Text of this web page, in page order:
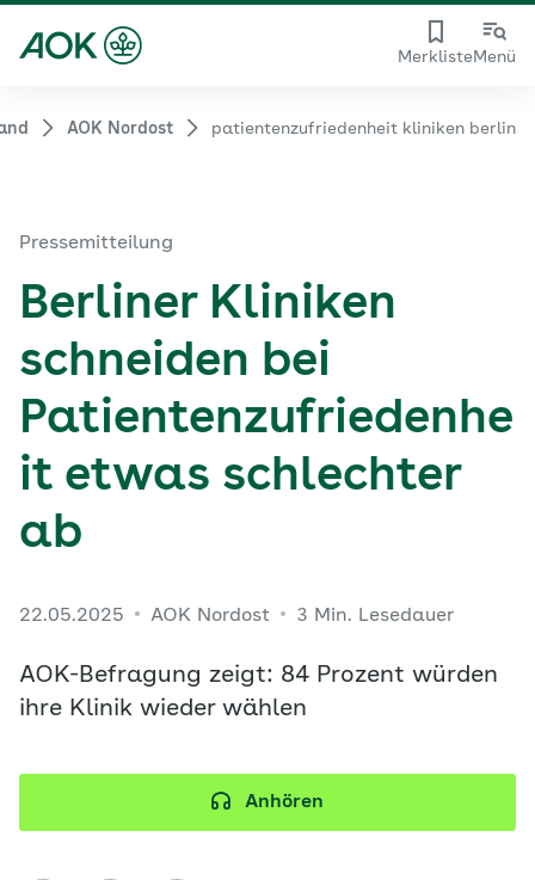
MerklisteMenü
AOK Nordost patientenzufriedenheit kliniken berlin
Pressemitteilung
Berliner Kliniken
schneiden bei
Patientenzufriedenhe
it etwas schlechter
ab
22.05.2025 AOK Nordost 3 Min. Lesedauer
AOK-Befragung zeigt: 84 Prozent würden
ihre Klinik wieder wählen
Anhören